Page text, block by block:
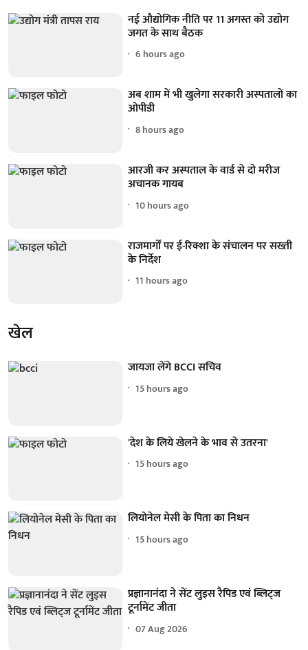
नई औद्योगिक नीति पर 11 अगस्त को उद्योग
जगत के साथ बैठक
6 hours ago
अब शाम में भी खुलेगा सरकारी अस्पतालों का
ओपीडी
8 hours ago
आरजी कर अस्पताल के वार्ड से दो मरीज
अचानक गायब
10 hours ago
राजमार्गों पर ई-रिक्शा के संचालन पर सख्ती
के निर्देश
11 hours ago
खेल
जायजा लेंगे BCCI सचिव
15 hours ago
'देश के लिये खेलने के भाव से उतरना'
15 hours ago
लियोनेल मेसी के पिता का निधन
15 hours ago
प्रज्ञानानंदा ने सेंट लुइस रैपिड एवं ब्लिट्ज
टूर्नामेंट जीता
07 Aug 2026